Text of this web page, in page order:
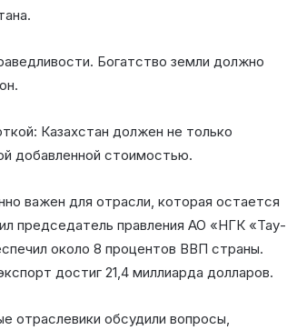
Богатство земли должно
Казахстан должен не только
добавленной стоимостью.
важен для отрасли, которая остается
председатель правления АО «НГК «Тау-
около 8 процентов ВВП страны.
достиг 21,4 миллиарда долларов.
отраслевики обсудили вопросы,